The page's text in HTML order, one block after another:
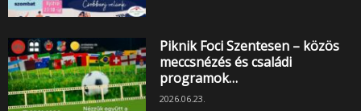
Piknik Foci Szentesen – közös
meccsnézés és családi
programok…
2026.06.23.